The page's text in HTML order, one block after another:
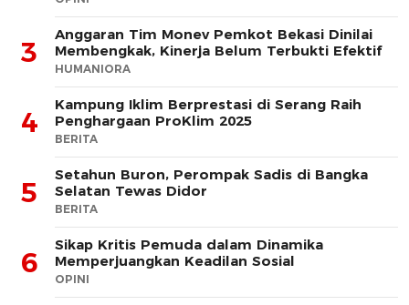
3
Anggaran Tim Monev Pemkot Bekasi Dinilai
Membengkak, Kinerja Belum Terbukti Efektif
HUMANIORA
4
Kampung Iklim Berprestasi di Serang Raih
Penghargaan ProKlim 2025
BERITA
5
Setahun Buron, Perompak Sadis di Bangka
Selatan Tewas Didor
BERITA
6
Sikap Kritis Pemuda dalam Dinamika
Memperjuangkan Keadilan Sosial
OPINI